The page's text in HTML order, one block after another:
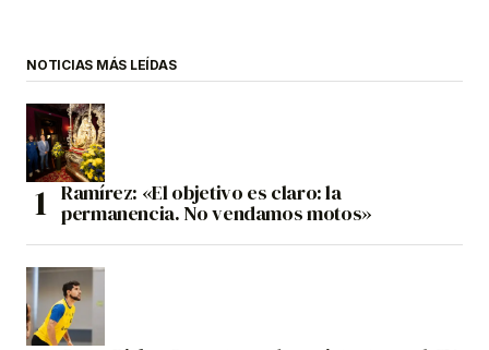
NOTICIAS MÁS LEÍDAS
Ramírez: «El objetivo es claro: la
permanencia. No vendamos motos»